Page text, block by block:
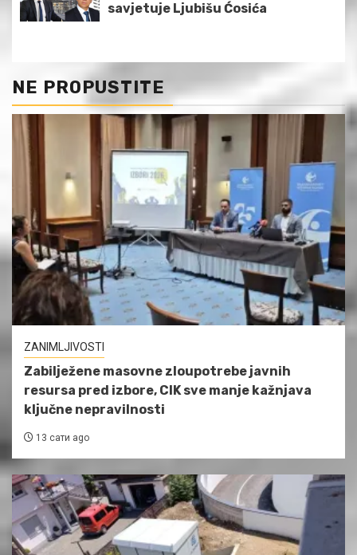
savjetuje Ljubišu Ćosića
NE PROPUSTITE
ZANIMLJIVOSTI
Zabilježene masovne zloupotrebe javnih
resursa pred izbore, CIK sve manje kažnjava
ključne nepravilnosti
13 сати ago